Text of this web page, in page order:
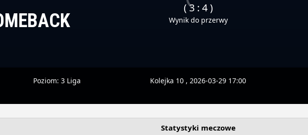
( 3 : 4 )
Wynik do przerwy
Poziom: 3 Liga Kolejka 10 , 2026-03-29 17:00
Statystyki meczowe